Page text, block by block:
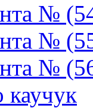
№
№
№
каучук